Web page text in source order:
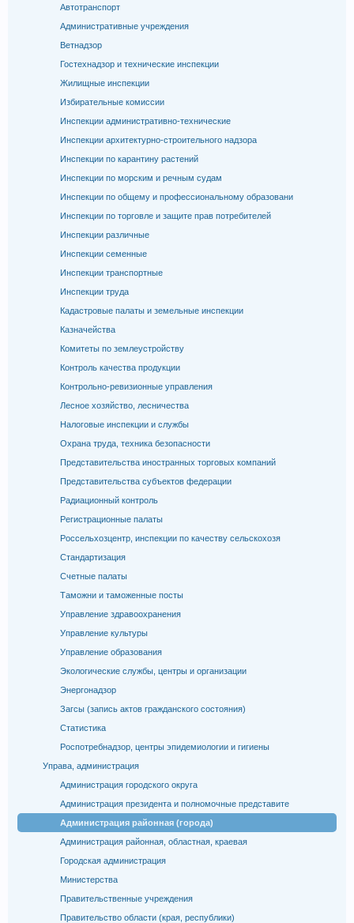
Автотранспорт
Административные учреждения
Ветнадзор
Гостехнадзор и технические инспекции
Жилищные инспекции
Избирательные комиссии
Инспекции административно-технические
Инспекции архитектурно-строительного надзора
Инспекции по карантину растений
Инспекции по морским и речным судам
Инспекции по общему и профессиональному образовани
Инспекции по торговле и защите прав потребителей
Инспекции различные
Инспекции семенные
Инспекции транспортные
Инспекции труда
Кадастровые палаты и земельные инспекции
Казначейства
Комитеты по землеустройству
Контроль качества продукции
Контрольно-ревизионные управления
Лесное хозяйство, лесничества
Налоговые инспекции и службы
Охрана труда, техника безопасности
Представительства иностранных торговых компаний
Представительства субъектов федерации
Радиационный контроль
Регистрационные палаты
Россельхозцентр, инспекции по качеству сельскохозя
Стандартизация
Счетные палаты
Таможни и таможенные посты
Управление здравоохранения
Управление культуры
Управление образования
Экологические службы, центры и организации
Энергонадзор
Загсы (запись актов гражданского состояния)
Статистика
Роспотребнадзор, центры эпидемиологии и гигиены
Управа, администрация
Администрация городского округа
Администрация президента и полномочные представите
Администрация районная (города)
Администрация районная, областная, краевая
Городская администрация
Министерства
Правительственные учреждения
Правительство области (края, республики)